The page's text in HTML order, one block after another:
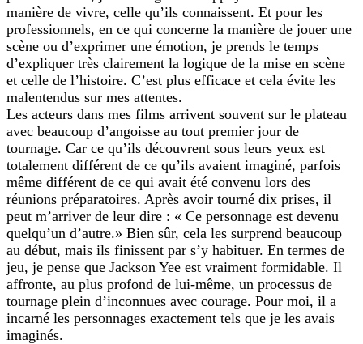
manière de vivre, celle qu’ils connaissent. Et pour les
professionnels, en ce qui concerne la manière de jouer une
scène ou d’exprimer une émotion, je prends le temps
d’expliquer très clairement la logique de la mise en scène
et celle de l’histoire. C’est plus efficace et cela évite les
malentendus sur mes attentes.
Les acteurs dans mes films arrivent souvent sur le plateau
avec beaucoup d’angoisse au tout premier jour de
tournage. Car ce qu’ils découvrent sous leurs yeux est
totalement différent de ce qu’ils avaient imaginé, parfois
même différent de ce qui avait été convenu lors des
réunions préparatoires. Après avoir tourné dix prises, il
peut m’arriver de leur dire : « Ce personnage est devenu
quelqu’un d’autre.» Bien sûr, cela les surprend beaucoup
au début, mais ils finissent par s’y habituer. En termes de
jeu, je pense que Jackson Yee est vraiment formidable. Il
affronte, au plus profond de lui-même, un processus de
tournage plein d’inconnues avec courage. Pour moi, il a
incarné les personnages exactement tels que je les avais
imaginés.